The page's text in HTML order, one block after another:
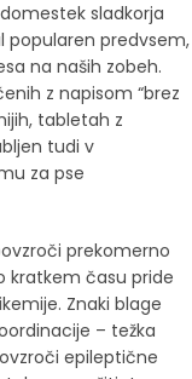
sladkorja
popularen predvsem,
na naših zobeh.
z napisom “brez
tabletah z
tudi v
za pse
prekomerno
kratkem času pride
Znaki blage
– težka
epileptične